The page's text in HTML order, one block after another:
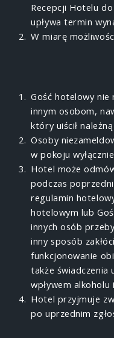
Recepcji Hotelu
upływa termin
W miarę
Gość hotelowy nie
innym osobom,
który uiścił
Osoby
w pokoju
Hotel może
podczas
regu­lamin
hotelowym lub
innych osób
inny sposób
funkcjonowanie
także świadczenia
wpływem
Hotel przyjmuje
po uprzednim